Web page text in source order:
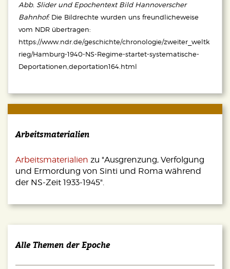
Abb. Slider und Epochentext Bild Hannoverscher
Bahnhof: Die Bildrechte wurden uns freundlicheweise
vom NDR übertragen:
https://www.ndr.de/geschichte/chronologie/zweiter_weltk
rieg/Hamburg-1940-NS-Regime-startet-systematische-
Deportationen,deportation164.html
Arbeitsmaterialien
Arbeitsmaterialien zu "Ausgrenzung, Verfolgung
und Ermordung von Sinti und Roma während
der NS-Zeit 1933-1945".
Alle Themen der Epoche